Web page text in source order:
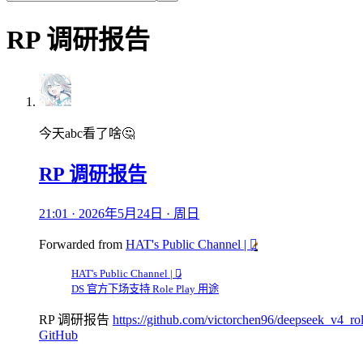
RP 调研报告
今天abc看了啥🤔
RP 调研报告
21:01 · 2026年5月24日 · 周日
Forwarded from HAT's Public Channel | 🫪
HAT's Public Channel | 🫪
DS 官方下场支持 Role Play 用途
RP 调研报告 https://github.com/victorchen96/
GitHub